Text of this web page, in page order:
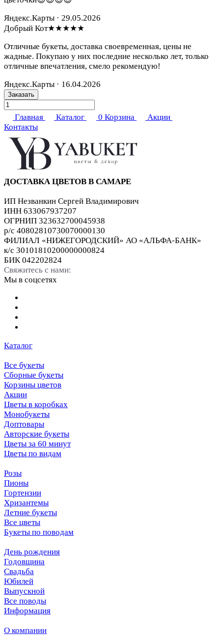
Яндекс.Карты · 29.05.2026
Добрый Кот★★★★★
Отличные букеты, доставка своевременная, цены не
жадные. Покупаю у них последние несколько лет, только
отличные впечатления, смело рекомендую!
Яндекс.Карты · 16.04.2026
Заказать
Главная Каталог 0 Корзина
Акции
Контакты
ДОСТАВКА ЦВЕТОВ В САМАРЕ
ИП Незванкин Сергей Владимирович
ИНН 633067937207
ОГРНИП 323632700045938
р/с 40802810730070000130
ФИЛИАЛ «НИЖЕГОРОДСКИЙ» АО «АЛЬФА-БАНК»
к/с 30101810200000000824
БИК 042202824
Свяжитесь с нами:
Мы в соцсетях
Каталог
Все букеты
Сборные букеты
Корзины цветов
Акции
Цветы в коробках
Монобукеты
Доптовары
Авторские букеты
Цветы за 60 минут
Цветы по видам
Розы
Пионы
Гортензии
Хризантемы
Летние букеты
Все цветы
Букеты по поводам
День рождения
Годовщина
Свадьба
Юбилей
Выпускной
Все поводы
Информация
О компании